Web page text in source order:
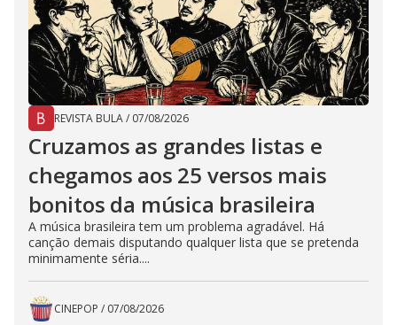
REVISTA BULA/ 07/08/2026
Cruzamos as grandes listas e
chegamos aos 25 versos mais
bonitos da música brasileira
A música brasileira tem um problema agradável. Há
canção demais disputando qualquer lista que se pretenda
minimamente séria....
CINEPOP / 07/08/2026